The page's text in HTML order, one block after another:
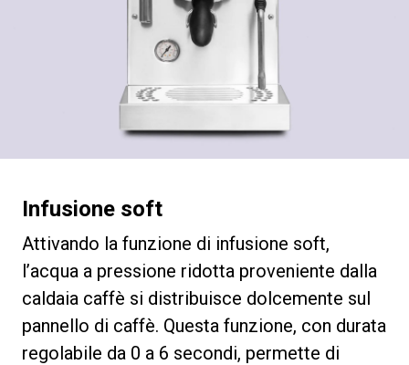
Infusione soft
Attivando la funzione di infusione soft,
l’acqua a pressione ridotta proveniente dalla
caldaia caffè si distribuisce dolcemente sul
pannello di caffè. Questa funzione, con durata
regolabile da 0 a 6 secondi, permette di